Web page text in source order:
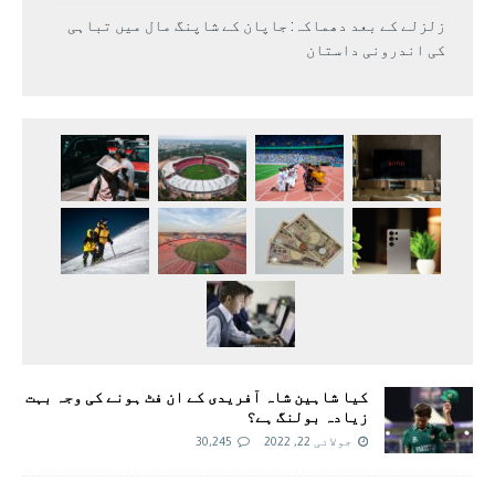
زلزلے کے بعد دھماکہ: جاپان کے شاپنگ مال میں تباہی
کی اندرونی داستان
کیا شاہین شاہ آفریدی کے ان فٹ ہونے کی وجہ بہت
زیادہ بولنگ ہے؟
جولائی 22, 2022 30,245